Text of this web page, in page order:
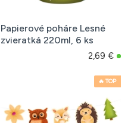
Papierové poháre Lesné
zvieratká 220ml, 6 ks
2,69 €
🔥 TOP